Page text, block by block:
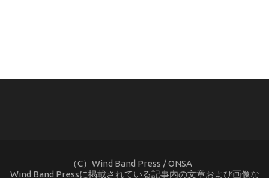
（C）Wind Band Press / ONSA
Wind Band Pressに掲載されている記事内の文章および画像な